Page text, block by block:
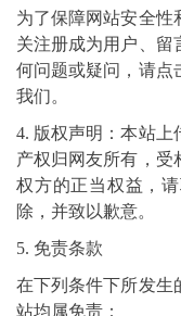
为了保障网站安全性
关注册成为用户、留
何问题或疑问，请点
我们。
4. 版权声明：本站上
产权归网友所有，受
权方的正当权益，
除，并致以歉意。
5. 免责条款
在下列条件下所发生
站均属免责：